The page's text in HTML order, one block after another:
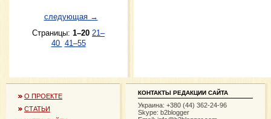
следующая →
Страницы: 1–20 21–
40 41–55
О ПРОЕКТЕ
СТАТЬИ
КОНТАКТЫ РЕДАКЦИИ САЙТА
Украина: +380 (44) 362-24-96
Skype: b2blogger